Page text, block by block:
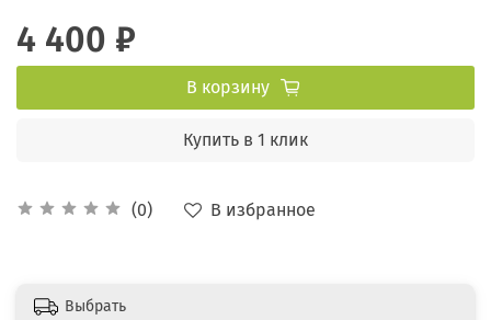
(0) В избранное
4 400 ₽
В корзину
Купить в 1 клик
Выбрать